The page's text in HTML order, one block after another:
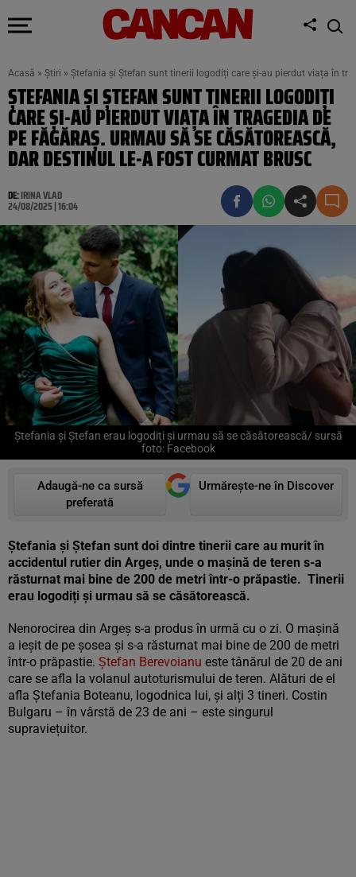
Acasă » Știri » Ștefania și Ștefan sunt tinerii logodiți care și-au pierdut viața în
ȘTEFANIA ȘI ȘTEFAN SUNT TINERII LOGODIȚI
CARE ȘI-AU PIERDUT VIAȚA ÎN TRAGEDIA DE
PE FĂGĂRAȘ. URMAU SĂ SE CĂSĂTOREASCĂ,
DAR DESTINUL LE-A FOST CURMAT BRUSC
DE:IRINA VLAD
24/08/2025 | 16:04
Ștefania și Ștefan erau logodiți și urmau să se căsătorească/ sursă
foto: Facebook
Adaugă-ne ca sursă
preferată
Urmărește-ne în Discover
Ștefania și Ștefan sunt doi dintre tinerii care au murit în
accidentul rutier din Argeș, unde o mașină de teren s-a
răsturnat mai bine de 200 de metri într-o prăpastie. Tinerii
erau logodiți și urmau să se căsătorească.
Nenorocirea din Argeș s-a produs în urmă cu o zi. O mașină
a ieșit de pe șosea și s-a răsturnat mai bine de 200 de metri
într-o prăpastie. Ștefan Berevoianu este tânărul de 20 de ani
care se afla la volanul autoturismului de teren. Alături de el
afla Ștefania Boteanu, logodnica lui, și alți 3 tineri. Costin
Bulgaru – în vârstă de 23 de ani – este singurul
supraviețuitor.